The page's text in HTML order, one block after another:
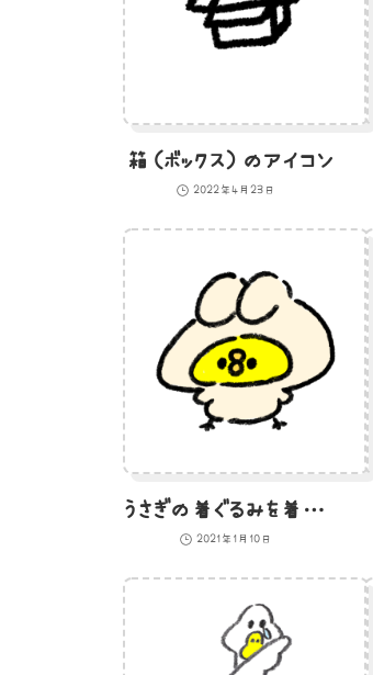
箱（ボックス）のアイコン
2022年4月23日
うさぎの着ぐるみを着たひよこのイラスト
2021年1月10日